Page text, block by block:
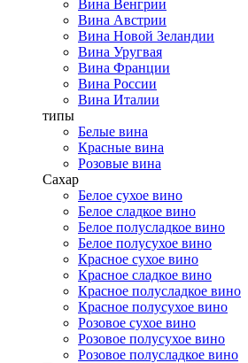
Вина Венгрии
Вина Австрии
Вина Новой Зеландии
Вина Уругвая
Вина Франции
Вина России
Вина Италии
типы
Белые вина
Красные вина
Розовые вина
Сахар
Белое сухое вино
Белое сладкое вино
Белое полусладкое вино
Белое полусухое вино
Красное сухое вино
Красное сладкое вино
Красное полусладкое вино
Красное полусухое вино
Розовое сухое вино
Розовое полусухое вино
Розовое полусладкое вино